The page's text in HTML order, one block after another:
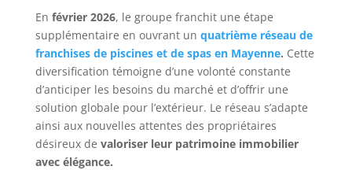
En février 2026, le groupe franchit une étape
supplémentaire en ouvrant un quatrième réseau de
franchises de piscines et de spas en Mayenne. Cette
diversification témoigne d’une volonté constante
d’anticiper les besoins du marché et d’offrir une
solution globale pour l’extérieur. Le réseau s’adapte
ainsi aux nouvelles attentes des propriétaires
désireux de valoriser leur patrimoine immobilier
avec élégance.